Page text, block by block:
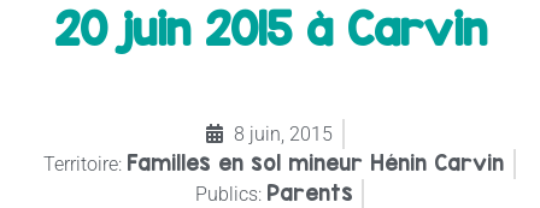
20 juin 2015 à Carvin
8 juin, 2015
Territoire: Familles en sol mineur Hénin Carvin
Publics: Parents